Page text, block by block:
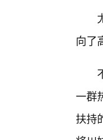
向了
一群
扶持